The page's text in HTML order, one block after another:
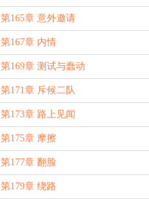
第165章 意外邀请
第167章 内情
第169章 测试与蠢动
第171章 斥候二队
第173章 路上见闻
第175章 摩擦
第177章 翻脸
第179章 绕路